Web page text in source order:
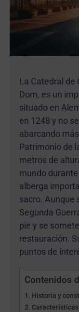
La Catedral de
Dom, es un
situado en
en 1248 y no
abarcando
Patrimonio de
metros de
mundo
alberga
sacro. Aunque
Segunda
pie y se
restauración.
puntos de
Contenidos
Historia y